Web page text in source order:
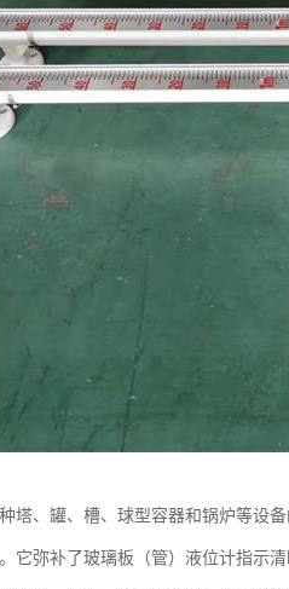
塔、罐、槽、球型容器和锅炉等设
它弥补了玻璃板（管）液位计指示